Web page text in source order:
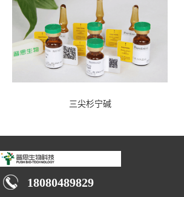
三尖杉宁碱
18080489829